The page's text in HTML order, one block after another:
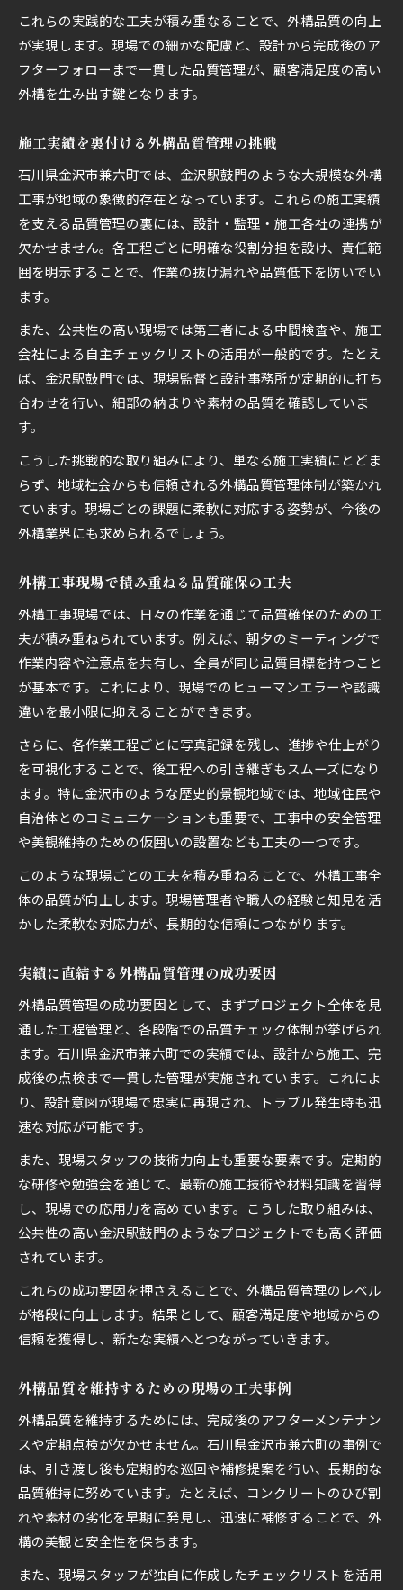
これらの実践的な工夫が積み重なることで、外構品質の向上
が実現します。現場での細かな配慮と、設計から完成後のア
フターフォローまで一貫した品質管理が、顧客満足度の高い
外構を生み出す鍵となります。
施工実績を裏付ける外構品質管理の挑戦
石川県金沢市兼六町では、金沢駅鼓門のような大規模な外構
工事が地域の象徴的存在となっています。これらの施工実績
を支える品質管理の裏には、設計・監理・施工各社の連携が
欠かせません。各工程ごとに明確な役割分担を設け、責任範
囲を明示することで、作業の抜け漏れや品質低下を防いでい
ます。
また、公共性の高い現場では第三者による中間検査や、施工
会社による自主チェックリストの活用が一般的です。たとえ
ば、金沢駅鼓門では、現場監督と設計事務所が定期的に打ち
合わせを行い、細部の納まりや素材の品質を確認していま
す。
こうした挑戦的な取り組みにより、単なる施工実績にとどま
らず、地域社会からも信頼される外構品質管理体制が築かれ
ています。現場ごとの課題に柔軟に対応する姿勢が、今後の
外構業界にも求められるでしょう。
外構工事現場で積み重ねる品質確保の工夫
外構工事現場では、日々の作業を通じて品質確保のための工
夫が積み重ねられています。例えば、朝夕のミーティングで
作業内容や注意点を共有し、全員が同じ品質目標を持つこと
が基本です。これにより、現場でのヒューマンエラーや認識
違いを最小限に抑えることができます。
さらに、各作業工程ごとに写真記録を残し、進捗や仕上がり
を可視化することで、後工程への引き継ぎもスムーズになり
ます。特に金沢市のような歴史的景観地域では、地域住民や
自治体とのコミュニケーションも重要で、工事中の安全管理
や美観維持のための仮囲いの設置なども工夫の一つです。
このような現場ごとの工夫を積み重ねることで、外構工事全
体の品質が向上します。現場管理者や職人の経験と知見を活
かした柔軟な対応力が、長期的な信頼につながります。
実績に直結する外構品質管理の成功要因
外構品質管理の成功要因として、まずプロジェクト全体を見
通した工程管理と、各段階での品質チェック体制が挙げられ
ます。石川県金沢市兼六町での実績では、設計から施工、完
成後の点検まで一貫した管理が実施されています。これによ
り、設計意図が現場で忠実に再現され、トラブル発生時も迅
速な対応が可能です。
また、現場スタッフの技術力向上も重要な要素です。定期的
な研修や勉強会を通じて、最新の施工技術や材料知識を習得
し、現場での応用力を高めています。こうした取り組みは、
公共性の高い金沢駅鼓門のようなプロジェクトでも高く評価
されています。
これらの成功要因を押さえることで、外構品質管理のレベル
が格段に向上します。結果として、顧客満足度や地域からの
信頼を獲得し、新たな実績へとつながっていきます。
外構品質を維持するための現場の工夫事例
外構品質を維持するためには、完成後のアフターメンテナン
スや定期点検が欠かせません。石川県金沢市兼六町の事例で
は、引き渡し後も定期的な巡回や補修提案を行い、長期的な
品質維持に努めています。たとえば、コンクリートのひび割
れや素材の劣化を早期に発見し、迅速に補修することで、外
構の美観と安全性を保ちます。
また、現場スタッフが独自に作成したチェックリストを活用